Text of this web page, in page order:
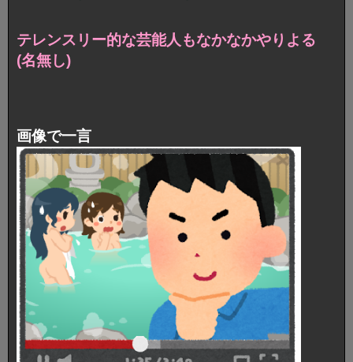
テレンスリー的な芸能人もなかなかやりよる
(名無し)
画像で一言